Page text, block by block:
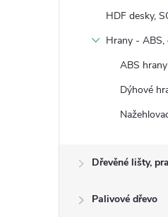
HDF desky,
Hrany - ABS,
ABS hrany
Dýhové
Dřevěné lišty,
Palivové dřevo